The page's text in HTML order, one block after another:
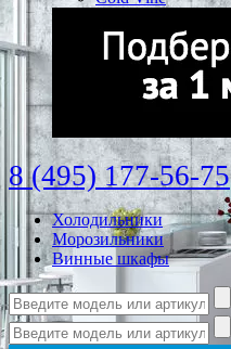
8 (495) 177-56-75
Холодильники
Морозильники
Винные шкафы